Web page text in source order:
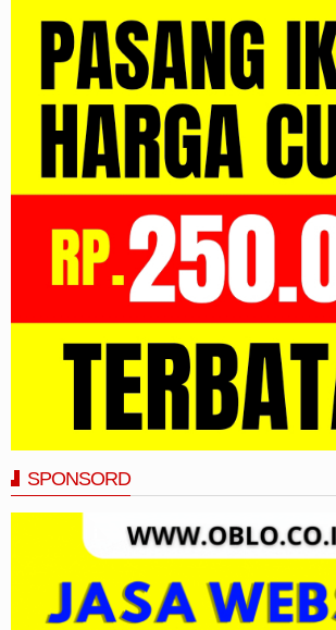
SPONSORD